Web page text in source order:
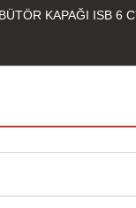
KAPAĞI ISB 6